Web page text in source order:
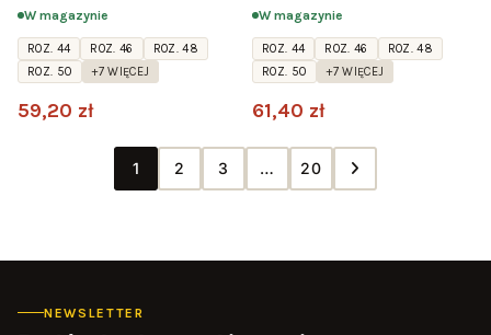
W magazynie
ROZ. 44 ROZ. 46
ROZ. 48
ROZ. 50
+7 WIĘCEJ
59,20 zł
W magazynie
ROZ. 44 ROZ. 46
ROZ. 48
ROZ. 50
+7 WIĘCEJ
61,40 zł
1 2 3 … 20
NEWSLETTER